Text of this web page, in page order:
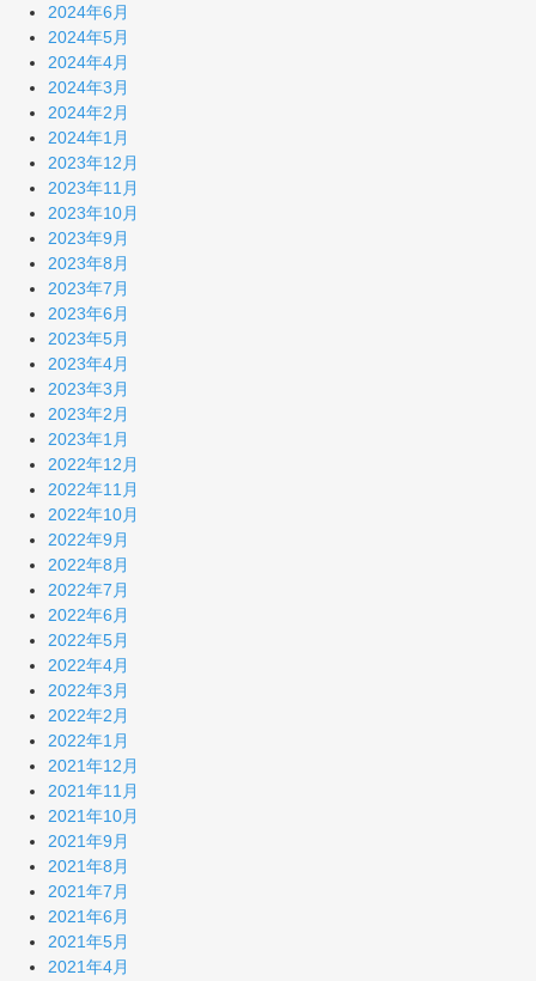
2024年6月
2024年5月
2024年4月
2024年3月
2024年2月
2024年1月
2023年12月
2023年11月
2023年10月
2023年9月
2023年8月
2023年7月
2023年6月
2023年5月
2023年4月
2023年3月
2023年2月
2023年1月
2022年12月
2022年11月
2022年10月
2022年9月
2022年8月
2022年7月
2022年6月
2022年5月
2022年4月
2022年3月
2022年2月
2022年1月
2021年12月
2021年11月
2021年10月
2021年9月
2021年8月
2021年7月
2021年6月
2021年5月
2021年4月